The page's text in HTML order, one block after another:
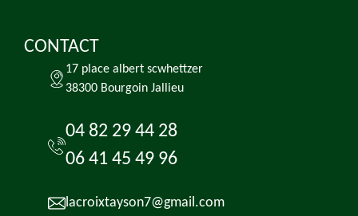
CONTACT
17 place albert scwhettzer
38300 Bourgoin Jallieu
04 82 29 44 28
06 41 45 49 96
lacroixtayson7@gmail.com